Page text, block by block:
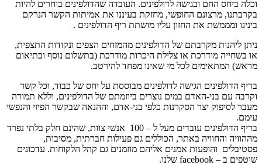
וכלה ביחס החם ובגישה לדולפינים. העובדה שהדולפינים בוחרים להיות
בקרבתנו, מרצונם החופשי, מחזקת בעיננו את אמיתות הקשר הנרקם
בינינו ומממשת את החזון עליו מושתת ריף הדולפינים .
ניתן ליהנות מקרבתם של הדולפינים מהמזחים הצפים ונקודות התצפית,
או בשחייה מודרכת או צלילת היכרות מודרכת (בתשלום נוסף ובתיאום
מראש) המתאימים לכל מי שאינו מפחד להירטב.
בריף הדולפינים הגישה לדולפינים מבוססת על יחס של כבוד, וכל קשר
וקרבה עם בני-האדם במים נוצרים ביוזמתם של הדולפינים, וללא תמורה
מעבר לסיפוק יצר הסקרנות כלפי בני-אדם, וההנאה שבקשר הפיזי והנפשי
עימם.
בריף הדולפינים עובדים מעל ל – 100 אנשי צוות, שהינם חלק בלתי נפרד
מההוויה והחוויה באתר, הכוללים גם פעילות חברתית, מסיבות,
פסטיבלים והופעות אמנים אליהם מוזמנים גם קהל הלקוחות. עדכונים
שוטפים ב – facebook שלנו.